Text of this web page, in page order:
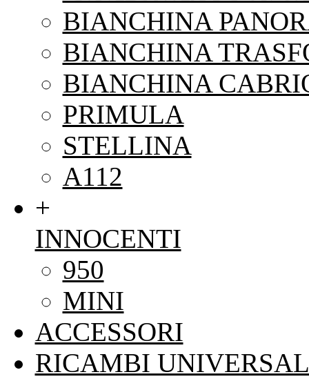
BIANCHINA
BIANCHINA
BIANCHINA
PRIMULA
STELLINA
A112
+
INNOCENTI
950
MINI
ACCESSORI
RICAMBI